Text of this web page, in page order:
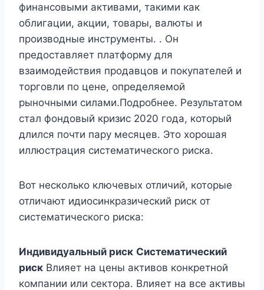
финансовыми активами, такими как
облигации, акции, товары, валюты и
производные инструменты. . Он
предоставляет платформу для
взаимодействия продавцов и покупателей и
торговли по цене, определяемой
рыночными силами.Подробнее. Результатом
стал фондовый кризис 2020 года, который
длился почти пару месяцев. Это хорошая
иллюстрация систематического риска.
Вот несколько ключевых отличий, которые
отличают идиосинкразический риск от
систематического риска:
Индивидуальный риск Систематический
риск Влияет на цены активов конкретной
компании или сектора. Влияет на все активы